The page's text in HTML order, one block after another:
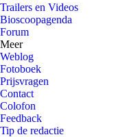
Trailers en Videos
Bioscoopagenda
Forum
Meer
Weblog
Fotoboek
Prijsvragen
Contact
Colofon
Feedback
Tip de redactie